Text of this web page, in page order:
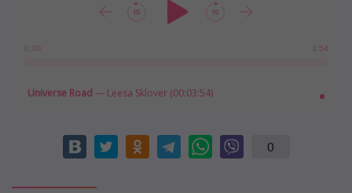
0:00 3:54
Universe Road — Leesa Sklover (00:03:54)
0